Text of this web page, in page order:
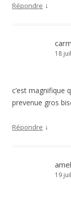
Répondre ↓
18
c’est magnifique
prevenue gros
Répondre ↓
19